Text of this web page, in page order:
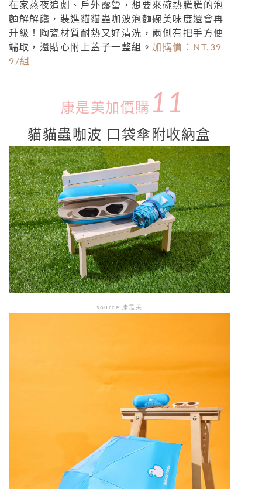
在家熬夜追劇、戶外露營，想要來碗熱騰騰的泡
麵解解饞，裝進貓貓蟲咖波泡麵碗美味度還會再
升級！陶瓷材質耐熱又好清洗，兩側有把手方便
端取，還貼心附上蓋子一整組。 加購價：NT. 39
9/組
康是美加價購 11
貓貓蟲咖波 口袋傘附收納盒
source:康是美